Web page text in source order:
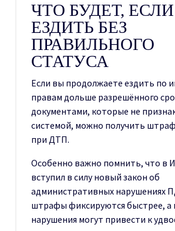
ЧТО БУДЕТ, ЕСЛИ
ЕЗДИТЬ БЕЗ
ПРАВИЛЬНОГО
СТАТУСА
Если вы продолжаете ездить по
правам дольше разрешённого
документами, которые не
системой, можно получить
при ДТП.
Особенно важно помнить, что в
вступил в силу новый закон об
административных нарушениях
штрафы фиксируются быстрее, а
нарушения могут привести к